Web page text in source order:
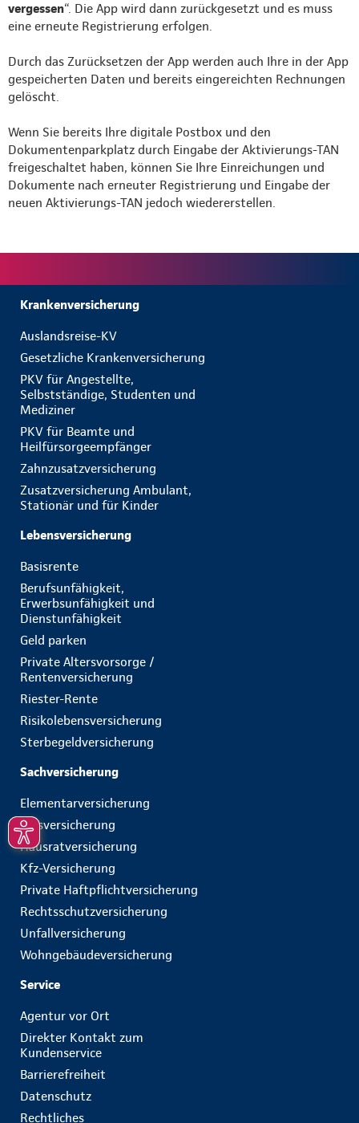
vergessen“. Die App wird dann zurückgesetzt und es muss
eine erneute Registrierung erfolgen.
Durch das Zurücksetzen der App werden auch Ihre in der App
gespeicherten Daten und bereits eingereichten Rechnungen
gelöscht.
Wenn Sie bereits Ihre digitale Postbox und den
Dokumentenparkplatz durch Eingabe der Aktivierungs-TAN
freigeschaltet haben, können Sie Ihre Einreichungen und
Dokumente nach erneuter Registrierung und Eingabe der
neuen Aktivierungs-TAN jedoch wiedererstellen.
Krankenversicherung
Auslandsreise-KV
Gesetzliche Krankenversicherung
PKV für Angestellte,
Selbstständige, Studenten und
Mediziner
PKV für Beamte und
Heilfürsorgeempfänger
Zahnzusatzversicherung
Zusatzversicherung Ambulant,
Stationär und für Kinder
Lebensversicherung
Basisrente
Berufsunfähigkeit,
Erwerbsunfähigkeit und
Dienstunfähigkeit
Geld parken
Private Altersvorsorge /
Rentenversicherung
Riester-Rente
Risikolebensversicherung
Sterbegeldversicherung
Sachversicherung
Elementarversicherung
Glasversicherung
Hausratversicherung
Kfz-Versicherung
Private Haftpflichtversicherung
Rechtsschutzversicherung
Unfallversicherung
Wohngebäudeversicherung
Service
Agentur vor Ort
Direkter Kontakt zum
Kundenservice
Barrierefreiheit
Datenschutz
Rechtliches